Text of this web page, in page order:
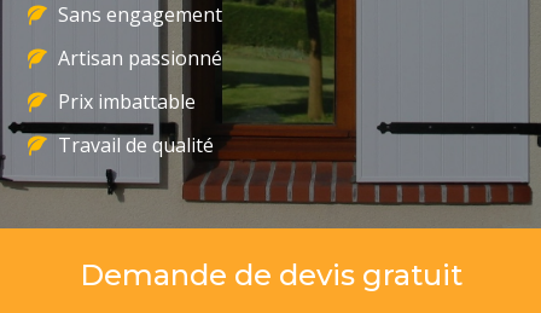
Sans engagement
Artisan passionné
Prix imbattable
Travail de qualité
Demande de devis gratuit